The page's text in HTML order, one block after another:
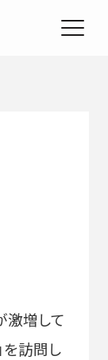
激増して
を訪問し